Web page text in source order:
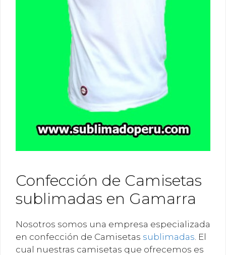
Confección de Camisetas
sublimadas en Gamarra
Nosotros somos una empresa especializada
en confección de Camisetas sublimadas . El
cual nuestras camisetas que ofrecemos es